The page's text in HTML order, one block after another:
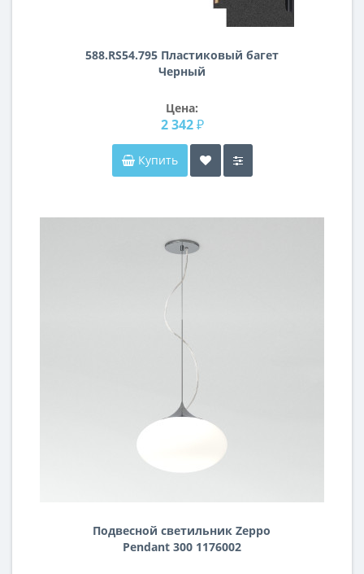
588.RS54.795 Пластиковый багет
Черный
Цена:
2 342 ₽
Купить
Подвесной светильник Zeppo
Pendant 300 1176002